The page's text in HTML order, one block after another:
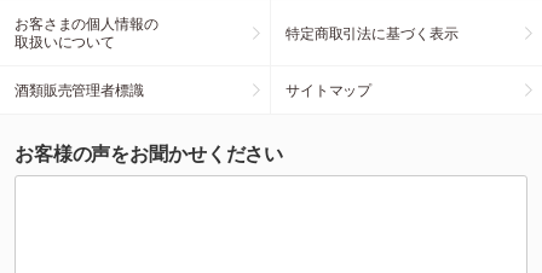
お客さまの個人情報の
取扱いについて
特定商取引法に基づく表示
酒類販売管理者標識 サイトマップ
お客様の声をお聞かせください